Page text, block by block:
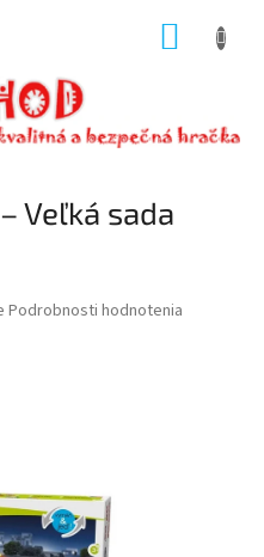
– Veľká sada
Podrobnosti hodnotenia